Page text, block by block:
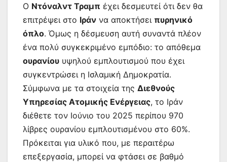
Ο Ντόναλντ Τραμπ έχει δεσμευτεί ότι δεν θα
επιτρέψει στο Ιράν να αποκτήσει πυρηνικό
όπλο. Όμως η δέσμευση αυτή συναντά πλέον
ένα πολύ συγκεκριμένο εμπόδιο: το απόθεμα
ουρανίου υψηλού εμπλουτισμού που έχει
συγκεντρώσει η Ισλαμική Δημοκρατία.
Σύμφωνα με τα στοιχεία της Διεθνούς
Υπηρεσίας Ατομικής Ενέργειας, το Ιράν
διέθετε τον Ιούνιο του 2025 περίπου 970
λίβρες ουρανίου εμπλουτισμένου στο 60%.
Πρόκειται για υλικό που, με περαιτέρω
επεξεργασία, μπορεί να φτάσει σε βαθμό